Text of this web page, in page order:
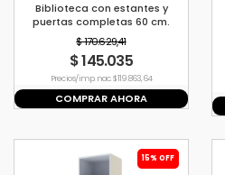
Biblioteca con estantes y
puertas completas 60 cm.
Mosconi BLANCO
$ 170.629,41
$ 145.035
Precio s/imp. nac. $ 119.863,64
COMPRAR AHORA
15% OFF